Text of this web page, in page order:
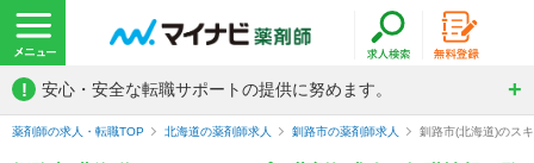
! 安心・安全な転職サポートの提供に努めます。
薬剤師の求人・転職TOP 北海道の薬剤師求人 釧路市の薬剤師求人 釧路市(北海道)のス